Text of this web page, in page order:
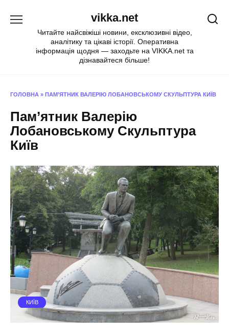
vikka.net
Читайте найсвіжіші новини, ексклюзивні відео,
аналітику та цікаві історії. Оперативна
інформація щодня — заходьте на VIKKA.net та
дізнавайтеся більше!
ГОЛОВНА » ПАМ’ЯТНИК ВАЛЕРІЮ ЛОБАНОВСЬКОМУ СКУЛЬПТУРА КИЇВ
Пам’ятник Валерію
Лобановському Скульптура
Київ
КИЇВ